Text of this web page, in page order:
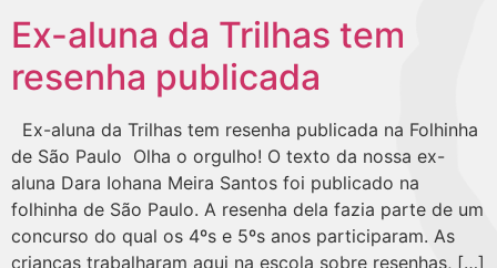
Ex-aluna da Trilhas tem
resenha publicada
Ex-aluna da Trilhas tem resenha publicada na Folhinha
de São Paulo Olha o orgulho! O texto da nossa ex-
aluna Dara Iohana Meira Santos foi publicado na
folhinha de São Paulo. A resenha dela fazia parte de um
concurso do qual os 4ºs e 5ºs anos participaram. As
crianças trabalharam aqui na escola sobre resenhas, […]